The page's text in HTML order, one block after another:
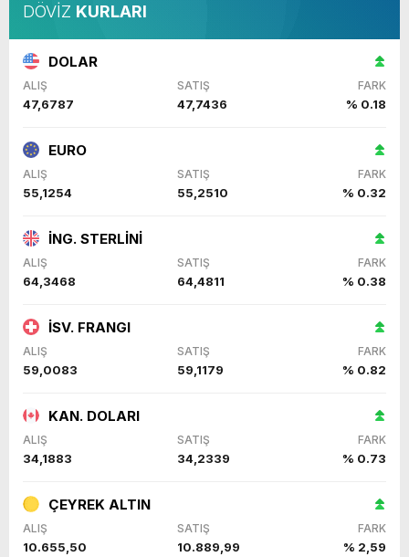
DÖVİZ KURLARI
DOLAR
ALIŞ SATIŞ FARK
47,6787 47,7436 % 0.18
EURO
ALIŞ SATIŞ FARK
55,1254 55,2510 % 0.32
İNG. STERLİNİ
ALIŞ SATIŞ FARK
64,3468 64,4811 % 0.38
İSV. FRANGI
ALIŞ SATIŞ FARK
59,0083 59,1179 % 0.82
KAN. DOLARI
ALIŞ SATIŞ FARK
34,1883 34,2339 % 0.73
ÇEYREK ALTIN
ALIŞ SATIŞ FARK
10.655,50 10.889,99 % 2,59